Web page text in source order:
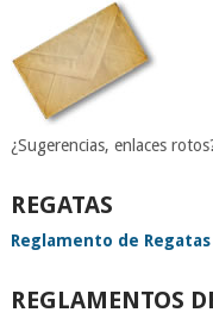
¿Sugerencias, enlaces
REGATAS
Reglamento de Regatas
REGLAMENTOS